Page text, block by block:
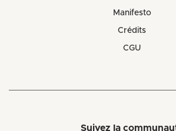
Manifesto
Crédits
CGU
Suivez la